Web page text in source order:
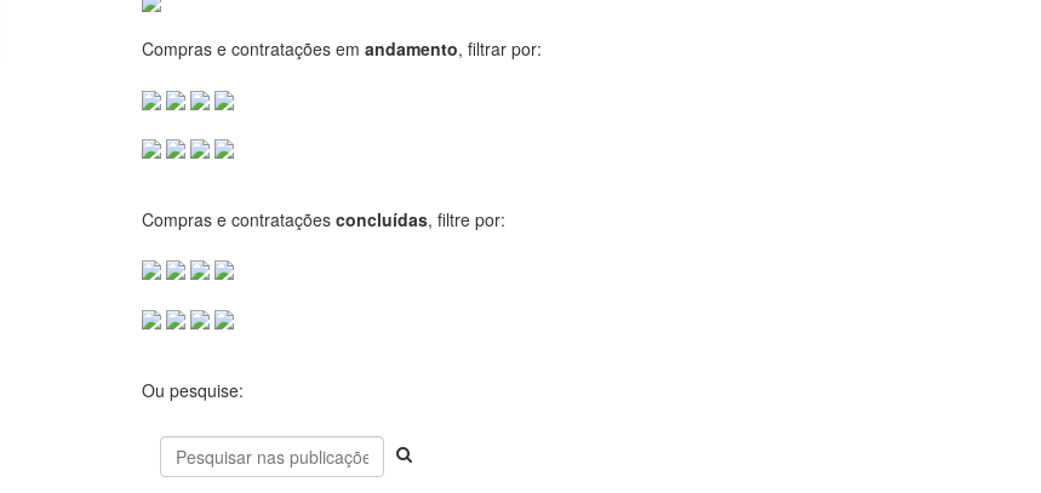
Compras e contratações em andamento, filtrar por:
Compras e contratações concluídas, filtre por:
Ou pesquise: